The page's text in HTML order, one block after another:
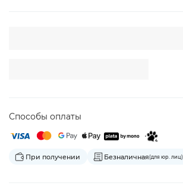
Способы оплаты
При получении Безналичная(для юр. лиц)